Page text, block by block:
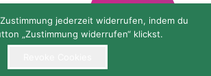
jederzeit widerrufen, indem du
„Zustimmung widerrufen“ klickst.